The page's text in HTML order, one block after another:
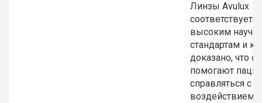
Линзы Avulux
соответствует
высоким
стандартам и
доказано, что
помогают
справляться с
воздействием